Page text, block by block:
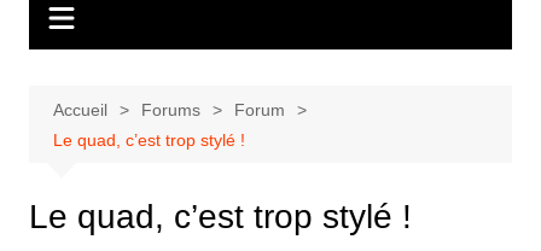
Accueil Forums
Forum
Le quad, c’est trop stylé !
Le quad, c’est trop stylé !